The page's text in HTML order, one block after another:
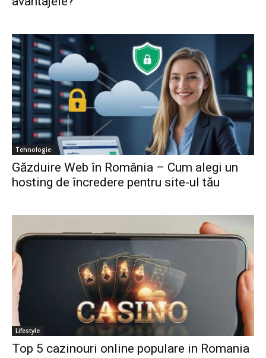
Tehnologie
Găzduire Web în România – Cum alegi un
hosting de încredere pentru site-ul tău
Lifestyle
Top 5 cazinouri online populare in Romania